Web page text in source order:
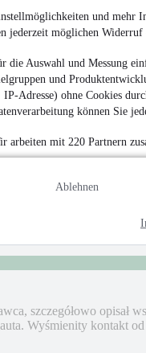
und mehr
jederzeit möglichen
die Auswahl und Messung
und
IP-Adresse) ohne Cookies
können Sie
arbeiten mit 220 Partnern
Ablehnen
Quest....
wie beschrieben
szczegółowo opisał
auta. Wyśmienity kontakt